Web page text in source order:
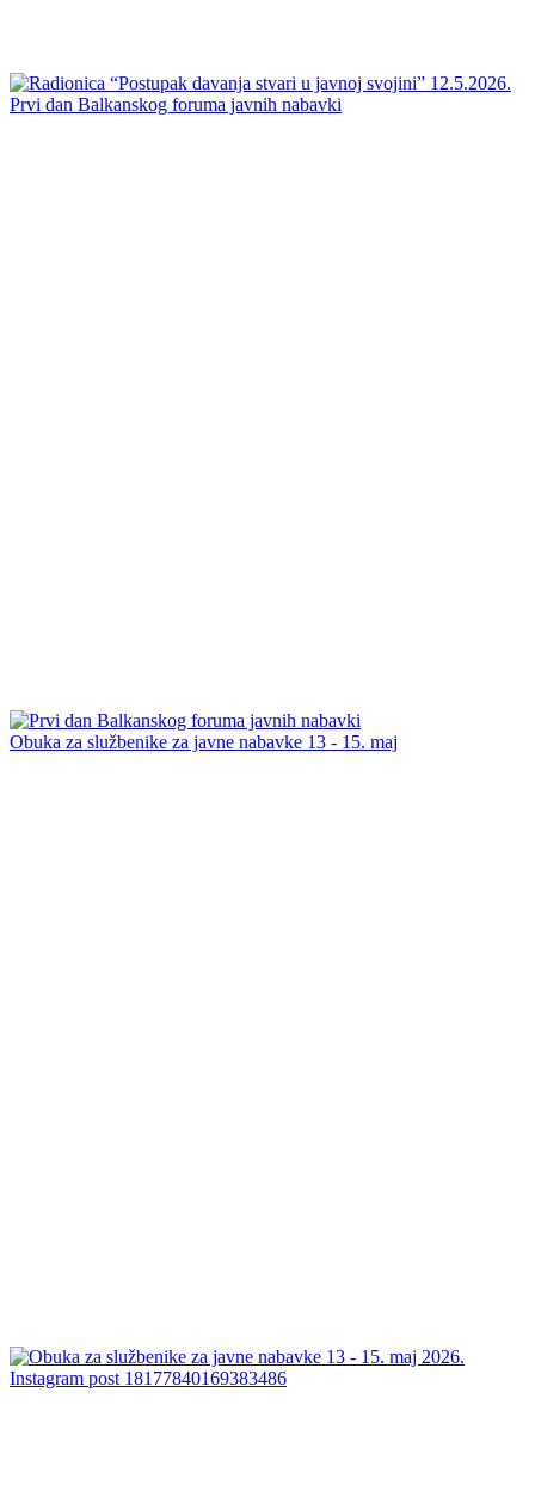
Prvi dan Balkanskog foruma javnih nabavki
Obuka za službenike za javne nabavke 13 - 15. maj
Instagram post 18177840169383486